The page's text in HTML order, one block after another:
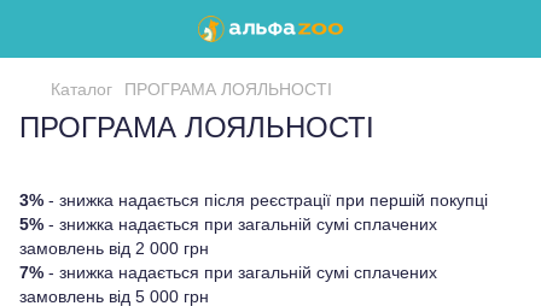
Каталог ПРОГРАМА ЛОЯЛЬНОСТІ
ПРОГРАМА ЛОЯЛЬНОСТІ
3% - знижка надається після реєстрації при першій покупці
5% - знижка надається при загальній сумі сплачених
замовлень від 2 000 грн
7% - знижка надається при загальній сумі сплачених
замовлень від 5 000 грн